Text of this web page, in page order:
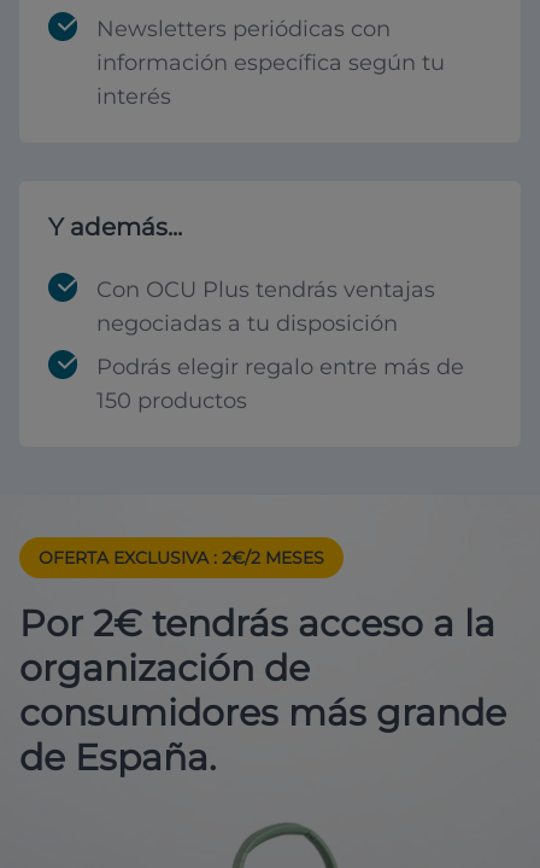
Newsletters periódicas con
información específica según tu
interés
Y además...
Con OCU Plus tendrás ventajas
negociadas a tu disposición
Podrás elegir regalo entre más de
150 productos
OFERTA EXCLUSIVA : 2€/2 MESES
Por 2€ tendrás acceso a la
organización de
consumidores más grande
de España.